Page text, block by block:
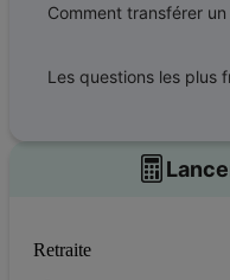
Comment transférer
Les questions les plus
Retraite